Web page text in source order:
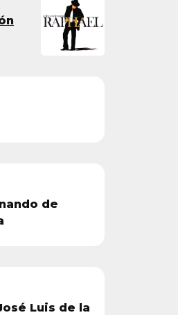
de
Luis de la